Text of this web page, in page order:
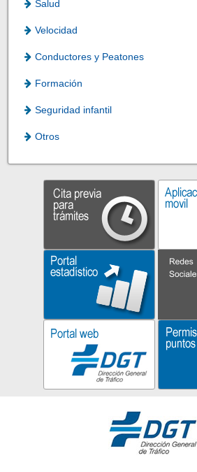
Salud
Velocidad
Conductores y Peatones
Formación
Seguridad infantil
Otros